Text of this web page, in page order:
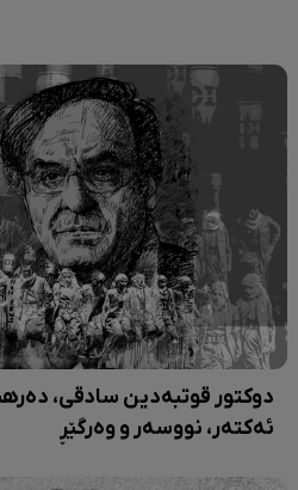
دوکتور قوتبەدین سادقی،
ئەکتەر، نووسەر و وەرگێڕ